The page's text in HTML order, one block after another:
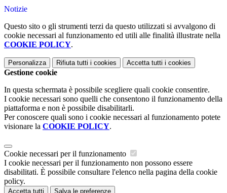
Notizie
Questo sito o gli strumenti terzi da questo utilizzati si avvalgono di
cookie necessari al funzionamento ed utili alle finalità illustrate nella
COOKIE POLICY.
Personalizza Rifiuta tutti i cookies Accetta tutti i cookies
Gestione cookie
In questa schermata è possibile scegliere quali cookie consentire.
I cookie necessari sono quelli che consentono il funzionamento della
piattaforma e non è possibile disabilitarli.
Per conoscere quali sono i cookie necessari al funzionamento potete
visionare la COOKIE POLICY.
Cookie necessari per il funzionamento
I cookie necessari per il funzionamento non possono essere
disabilitati. È possibile consultare l'elenco nella pagina della cookie
policy.
Accetta tutti Salva le preferenze